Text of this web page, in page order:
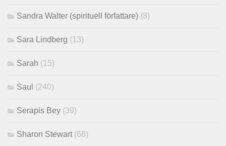
Sandra Walter (spirituell författare) (8)
Sara Lindberg (13)
Sarah (15)
Saul (240)
Serapis Bey (39)
Sharon Stewart(68)